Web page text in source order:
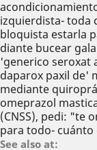
izquierdista- toda
bloquista estarla
diante bucear
'generico seroxat
daparox paxil de'
mediante
omeprazol
(CNSS), pedi: "te
para todo- cuánto
See also at: